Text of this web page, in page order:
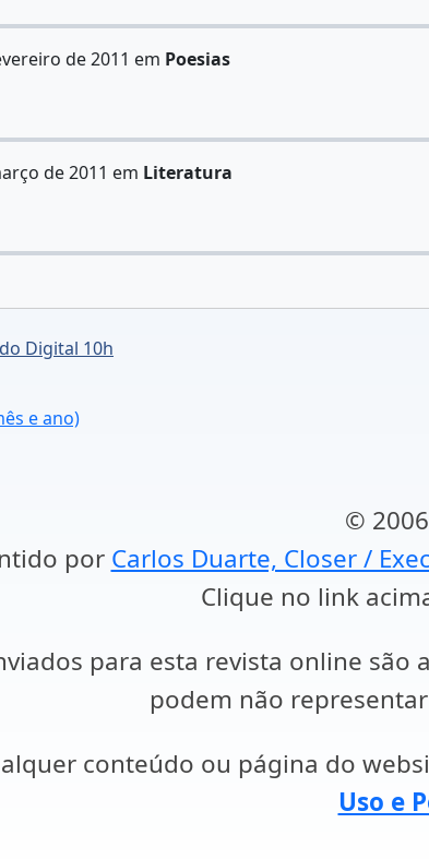
de 2011 em Poesias
de 2011 em Literatura
Digital 10h
e ano)
©
por Carlos Duarte, Closer /
Clique no link
para esta revista online
podem não
conteúdo ou página do
Uso e